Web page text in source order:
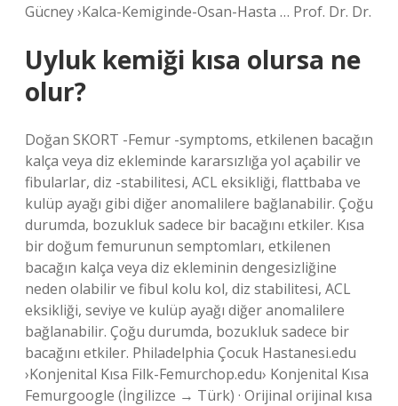
Gücney ›Kalca-Kemiginde-Osan-Hasta … Prof. Dr. Dr.
Uyluk kemiği kısa olursa ne
olur?
Doğan SKORT -Femur -symptoms, etkilenen bacağın
kalça veya diz ekleminde kararsızlığa yol açabilir ve
fibularlar, diz -stabilitesi, ACL eksikliği, flattbaba ve
kulüp ayağı gibi diğer anomalilere bağlanabilir. Çoğu
durumda, bozukluk sadece bir bacağını etkiler. Kısa
bir doğum femurunun semptomları, etkilenen
bacağın kalça veya diz ekleminin dengesizliğine
neden olabilir ve fibul kolu kol, diz stabilitesi, ACL
eksikliği, seviye ve kulüp ayağı diğer anomalilere
bağlanabilir. Çoğu durumda, bozukluk sadece bir
bacağını etkiler. Philadelphia Çocuk Hastanesi.edu
›Konjenital Kısa Filk-Femurchop.edu› Konjenital Kısa
Femurgoogle (İngilizce → Türk) · Orijinal orijinal kısa